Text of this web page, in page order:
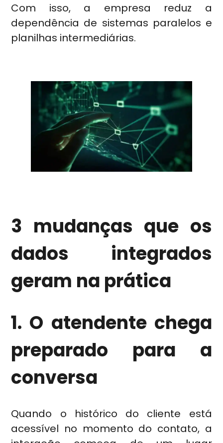
Com isso, a empresa reduz a
dependência de sistemas paralelos e
planilhas intermediárias.
3 mudanças que os
dados integrados
geram na prática
1. O atendente chega
preparado para a
conversa
Quando o histórico do cliente está
acessível no momento do contato, a